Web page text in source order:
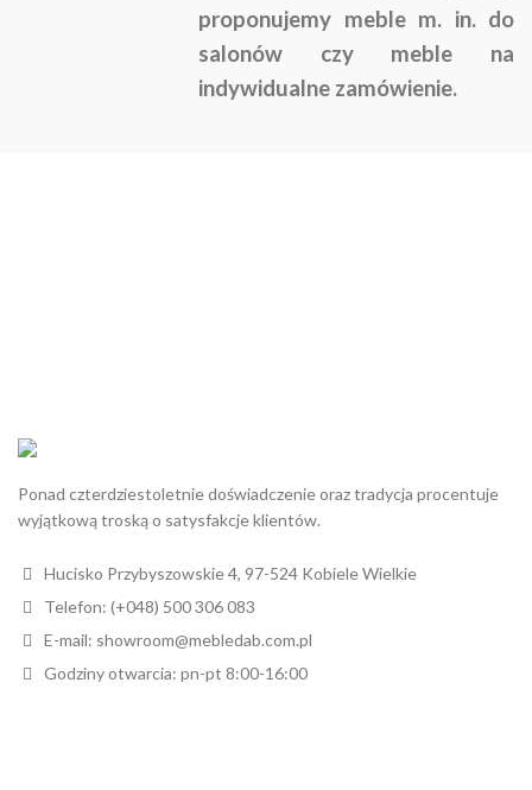
proponujemy meble m. in. do
salonów czy meble na
indywidualne zamówienie.
Ponad czterdziestoletnie doświadczenie oraz tradycja procentuje
wyjątkową troską o satysfakcje klientów.
Hucisko Przybyszowskie 4, 97-524 Kobiele Wielkie
Telefon: (+048) 500 306 083
E-mail: showroom@mebledab.com.pl
Godziny otwarcia: pn-pt 8:00-16:00